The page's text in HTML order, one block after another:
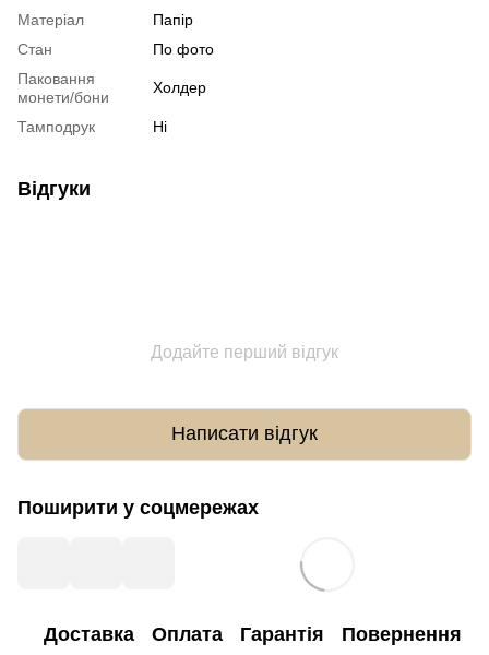
Матеріал
Папір
Стан
По фото
Паковання
монети/бони
Холдер
Тамподрук Ні
Відгуки
Додайте перший відгук
Написати відгук
Поширити у соцмережах
Доставка Оплата Гарантія Повернення